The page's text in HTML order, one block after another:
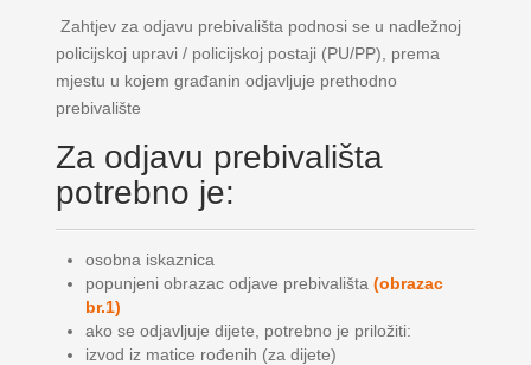
Zahtjev za odjavu prebivališta podnosi se u nadležnoj
policijskoj upravi / policijskoj postaji (PU/PP), prema
mjestu u kojem građanin odjavljuje prethodno
prebivalište
Za odjavu prebivališta
potrebno je:
osobna iskaznica
popunjeni obrazac odjave prebivališta (obrazac
br.1)
ako se odjavljuje dijete, potrebno je priložiti:
izvod iz matice rođenih (za dijete)